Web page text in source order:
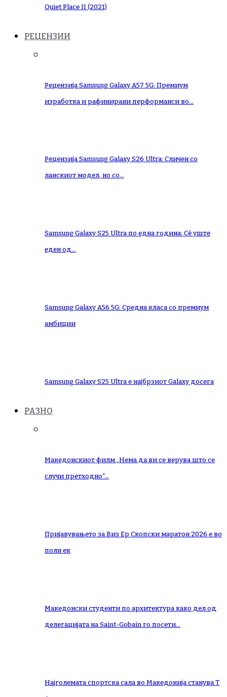
Quiet Place II (2021)
РЕЦЕНЗИИ
Рецензија Samsung Galaxy A57 5G: Премиум
изработка и рафинирани перформанси во…
Рецензија Samsung Galaxy S26 Ultra: Сличен со
ланскиот модел, но со…
Samsung Galaxy S25 Ultra по една година: Сè уште
еден од…
Samsung Galaxy A56 5G: Средна класа со премиум
амбиции
Samsung Galaxy S25 Ultra е најбрзиот Galaxy досега
РАЗНО
Македонскиот филм „Нема да ви се верува што се
случи претходно“…
Пријавувањето за Виз Ер Скопски маратон 2026 е во
полн ек
Македонски студенти по архитектура како дел од
делегацијата на Saint-Gobain го посети…
Најголемата спортска сала во Македонија станува Т